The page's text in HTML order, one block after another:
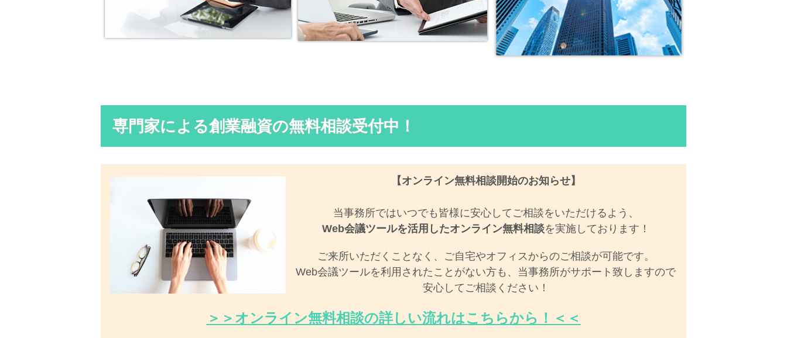
専門家による創業融資の無料相談受付中！
【オンライン無料相談開始のお知らせ】
当事務所ではいつでも皆様に安心してご相談をいただけるよう、
Web会議ツールを活用したオンライン無料相談を実施しております！
ご来所いただくことなく、ご自宅やオフィスからのご相談が可能です。
Web会議ツールを利用されたことがない方も、当事務所がサポート致しますので
安心してご相談ください！
＞＞オンライン無料相談の詳しい流れはこちらから！＜＜